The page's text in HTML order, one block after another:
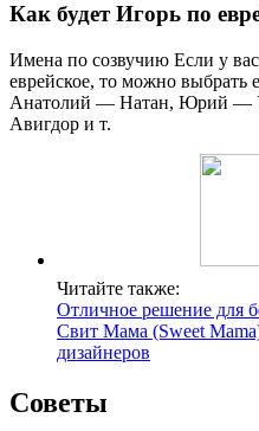
Как будет Игорь по
Имена по созвучию Если у
еврейское, то можно выбрать
Анатолий — Натан, Юрий —
Авигдор и т.
Читайте также:
Отличное решение для
Свит Мама (Sweet
дизайнеров
Советы